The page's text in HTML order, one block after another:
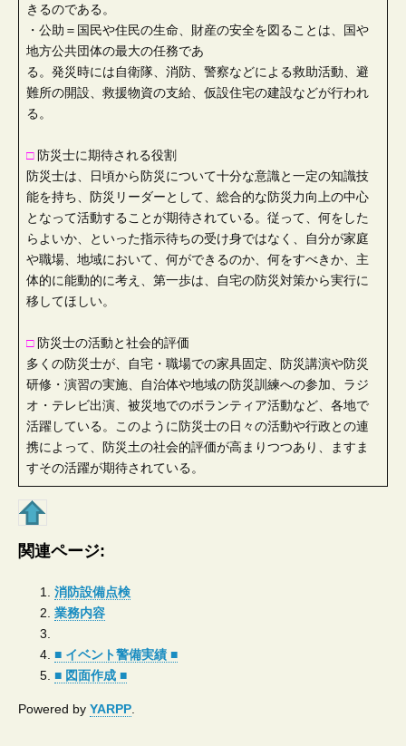
きるのである。
・公助＝国民や住民の生命、財産の安全を図ることは、国や
地方公共団体の最大の任務であ
る。発災時には自衛隊、消防、警察などによる救助活動、避
難所の開設、救援物資の支給、仮設住宅の建設などが行われ
る。
□防災士に期待される役割
防災士は、日頃から防災について十分な意識と一定の知識技
能を持ち、防災リーダーとして、総合的な防災力向上の中心
となって活動することが期待されている。従って、何をした
らよいか、といった指示待ちの受け身ではなく、自分が家庭
や職場、地域において、何ができるのか、何をすべきか、主
体的に能動的に考え、第一歩は、自宅の防災対策から実行に
移してほしい。
□防災士の活動と社会的評価
多くの防災士が、自宅・職場での家具固定、防災講演や防災
研修・演習の実施、自治体や地域の防災訓練への参加、ラジ
オ・テレビ出演、被災地でのボランティア活動など、各地で
活躍している。このように防災士の日々の活動や行政との連
携によって、防災土の社会的評価が高まりつつあり、ますま
すその活躍が期待されている。
関連ページ:
消防設備点検
業務内容
■ イベント警備実績 ■
■ 図面作成 ■
Powered by YARPP